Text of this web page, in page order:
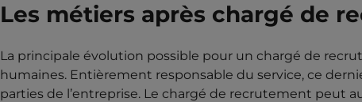
Les métiers après chargé de
La principale évolution possible pour un chargé de
humaines. Entièrement responsable du service, ce
parties de l’entreprise. Le chargé de recrutement peut